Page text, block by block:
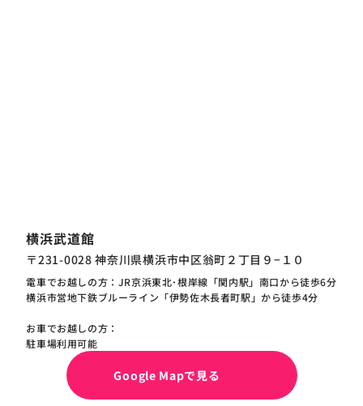
横浜武道館
〒231-0028 神奈川県横浜市中区翁町２丁目９−１０
電車でお越しの方：JR京浜東北･根岸線「関内駅」南口から徒歩6分
横浜市営地下鉄ブルーライン「伊勢佐木長者町駅」から徒歩4分
お車でお越しの方：
駐車場利用可能
Google Mapで見る